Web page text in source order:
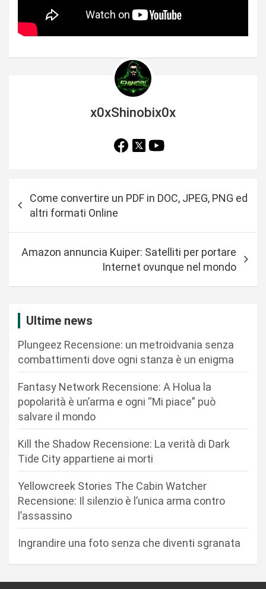
x0xShinobix0x
a
Come convertire un PDF in DOC, JPEG, PNG ed
altri formati Online
Amazon annuncia Kuiper: Satelliti per portare
Internet ovunque nel mondo
Ultime news
Plungeez Recensione: un metroidvania senza
combattimenti dove ogni stanza è un enigma
Fantasy Network Recensione: A Holua la
popolarità è un’arma e ogni “Mi piace” può
salvare il mondo
Kill the Shadow Recensione: La verità di Dark
Tide City appartiene ai morti
Yellowcreek Stories The Cabin Watcher
Recensione: Il silenzio è l’unica arma contro
l’assassino
Ingrandire una foto senza che diventi sgranata